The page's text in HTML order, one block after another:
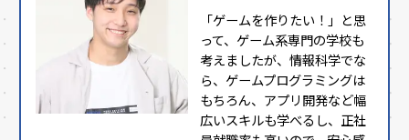
「ゲームを作りたい！」と思
って、ゲーム系専門の学校も
考えましたが、情報科学でな
ら、ゲームプログラミングは
もちろん、アプリ開発など幅
広いスキルも学べるし、正社